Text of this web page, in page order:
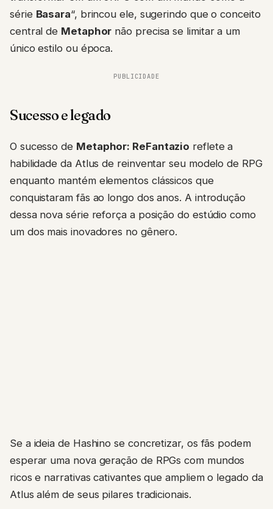
série Basara“, brincou ele, sugerindo que o conceito
central de Metaphor não precisa se limitar a um
único estilo ou época.
PUBLICIDADE
Sucesso e legado
O sucesso de Metaphor: ReFantazio reflete a
habilidade da Atlus de reinventar seu modelo de RPG
enquanto mantém elementos clássicos que
conquistaram fãs ao longo dos anos. A introdução
dessa nova série reforça a posição do estúdio como
um dos mais inovadores no gênero.
Se a ideia de Hashino se concretizar, os fãs podem
esperar uma nova geração de RPGs com mundos
ricos e narrativas cativantes que ampliem o legado da
Atlus além de seus pilares tradicionais.